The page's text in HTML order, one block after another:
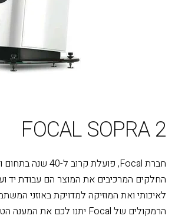
FOCAL SOPRA 2
חברת Focal, פועלת קרוב ל-40 שנה בתחום ונחשבת מאוד בעולם הסאונד.
החלקים המרכיבים את המוצר הם עבודת יד
לאיכותי ואת המוזיקה למדויקת באוזני